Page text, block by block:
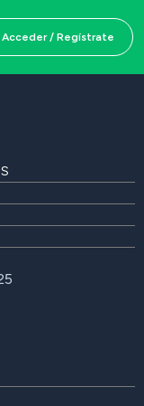
Acceder / Regístrate